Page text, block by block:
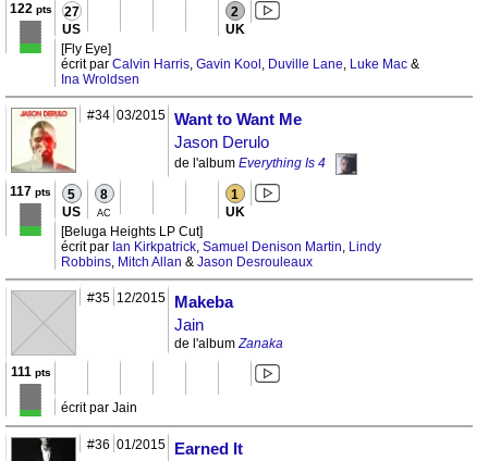
122 pts 27
US
2
UK
[Fly Eye]
écrit par Calvin Harris, Gavin Kool , Duville Lane, Luke Mac &
Ina Wroldsen
#34 03/2015 Want to Want Me
Jason Derulo
de l'album Everything Is 4
117 pts 5
US
8
AC
1
UK
[Beluga Heights LP Cut]
écrit par Ian Kirkpatrick, Samuel Denison Martin, Lindy
Robbins, Mitch Allan & Jason Desrouleaux
#35 12/2015
Makeba
Jain
de l'albumZanaka
111 pts
écrit par Jain
#36 01/2015
Earned It